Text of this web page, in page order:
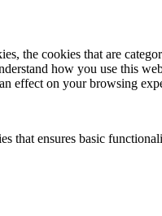
cookies that are
how you use this
effect on your browsing
ensures basic